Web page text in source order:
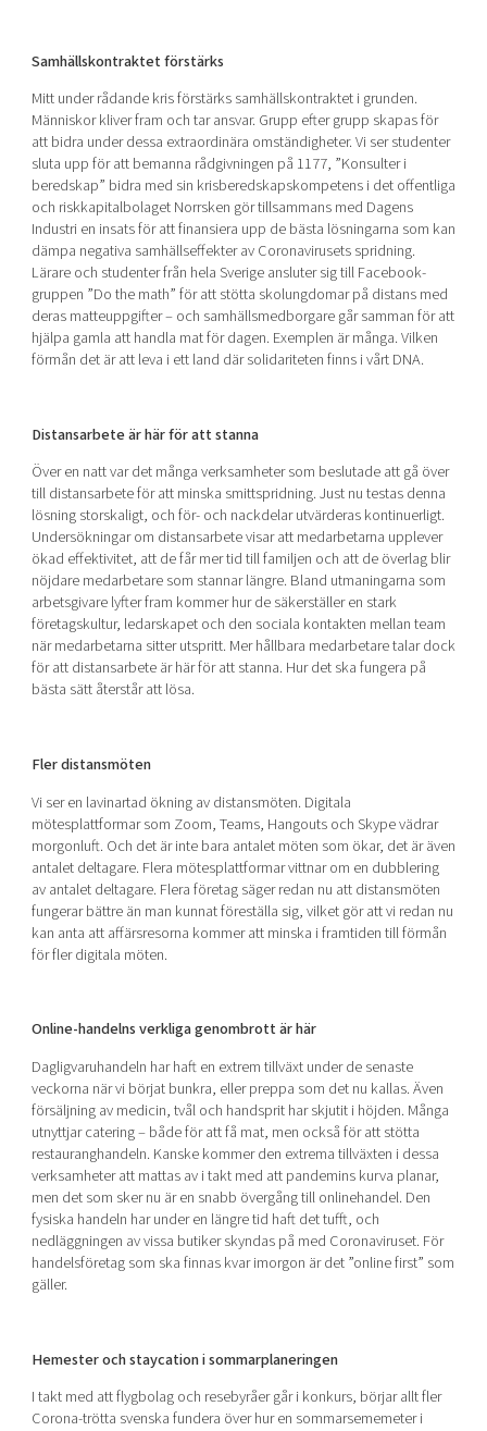
Samhällskontraktet förstärks
Mitt under rådande kris förstärks samhällskontraktet i grunden.
Människor kliver fram och tar ansvar. Grupp efter grupp skapas för
att bidra under dessa extraordinära omständigheter. Vi ser studenter
sluta upp för att bemanna rådgivningen på 1177, ”Konsulter i
beredskap” bidra med sin krisberedskapskompetens i det offentliga
och riskkapitalbolaget Norrsken gör tillsammans med Dagens
Industri en insats för att finansiera upp de bästa lösningarna som kan
dämpa negativa samhällseffekter av Coronavirusets spridning.
Lärare och studenter från hela Sverige ansluter sig till Facebook-
gruppen ”Do the math” för att stötta skolungdomar på distans med
deras matteuppgifter – och samhällsmedborgare går samman för att
hjälpa gamla att handla mat för dagen. Exemplen är många. Vilken
förmån det är att leva i ett land där solidariteten finns i vårt DNA.
Distansarbete är här för att stanna
Över en natt var det många verksamheter som beslutade att gå över
till distansarbete för att minska smittspridning. Just nu testas denna
lösning storskaligt, och för- och nackdelar utvärderas kontinuerligt.
Undersökningar om distansarbete visar att medarbetarna upplever
ökad effektivitet, att de får mer tid till familjen och att de överlag blir
nöjdare medarbetare som stannar längre. Bland utmaningarna som
arbetsgivare lyfter fram kommer hur de säkerställer en stark
företagskultur, ledarskapet och den sociala kontakten mellan team
när medarbetarna sitter utspritt. Mer hållbara medarbetare talar dock
för att distansarbete är här för att stanna. Hur det ska fungera på
bästa sätt återstår att lösa.
Fler distansmöten
Vi ser en lavinartad ökning av distansmöten. Digitala
mötesplattformar som Zoom, Teams, Hangouts och Skype vädrar
morgonluft. Och det är inte bara antalet möten som ökar, det är även
antalet deltagare. Flera mötesplattformar vittnar om en dubblering
av antalet deltagare. Flera företag säger redan nu att distansmöten
fungerar bättre än man kunnat föreställa sig, vilket gör att vi redan nu
kan anta att affärsresorna kommer att minska i framtiden till förmån
för fler digitala möten.
Online-handelns verkliga genombrott är här
Dagligvaruhandeln har haft en extrem tillväxt under de senaste
veckorna när vi börjat bunkra, eller preppa som det nu kallas. Även
försäljning av medicin, tvål och handsprit har skjutit i höjden. Många
utnyttjar catering – både för att få mat, men också för att stötta
restauranghandeln. Kanske kommer den extrema tillväxten i dessa
verksamheter att mattas av i takt med att pandemins kurva planar,
men det som sker nu är en snabb övergång till onlinehandel. Den
fysiska handeln har under en längre tid haft det tufft, och
nedläggningen av vissa butiker skyndas på med Coronaviruset. För
handelsföretag som ska finnas kvar imorgon är det ”online first” som
gäller.
Hemester och staycation i sommarplaneringen
I takt med att flygbolag och resebyråer går i konkurs, börjar allt fler
Corona-trötta svenska fundera över hur en sommarsememeter i